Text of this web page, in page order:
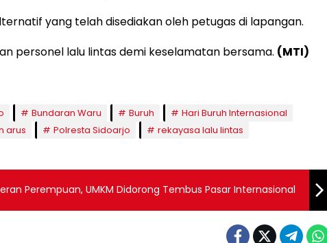
yang telah disediakan oleh petugas di lapangan.
personel lalu lintas demi keselamatan bersama. (MTI)
Bundaran Waru Buruh
Hari Buruh Internasional
arus Polresta Sidoarjo
rekayasa lalu lintas
Perempuan, UMKM Didorong Tembus Pasar Internasional